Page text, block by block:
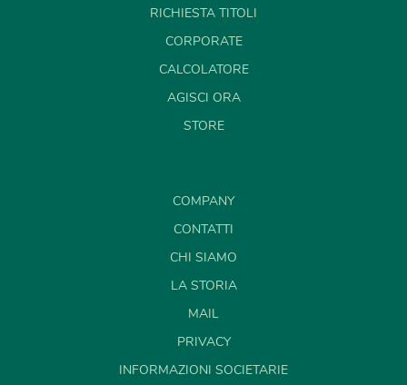
RICHIESTA TITOLI
CORPORATE
CALCOLATORE
AGISCI ORA
STORE
COMPANY
CONTATTI
CHI SIAMO
LA STORIA
MAIL
PRIVACY
INFORMAZIONI SOCIETARIE